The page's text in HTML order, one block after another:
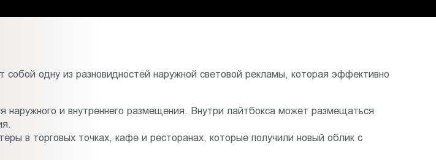
одну из разновидностей наружной световой рекламы, которая эффективно
наружного и внутреннего размещения. Внутри лайтбокса может размещаться
в торговых точках, кафе и ресторанах, которые получили новый облик с